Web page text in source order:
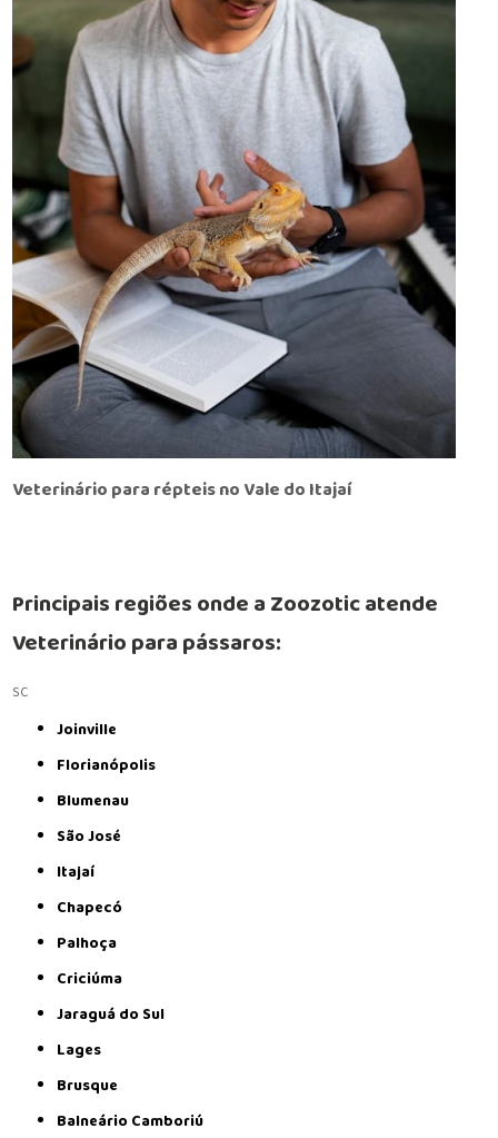
Veterinário para répteis no Vale do Itajaí
Principais regiões onde a Zoozotic atende
Veterinário para pássaros:
SC
Joinville
Florianópolis
Blumenau
São José
Itajaí
Chapecó
Palhoça
Criciúma
Jaraguá do Sul
Lages
Brusque
Balneário Camboriú